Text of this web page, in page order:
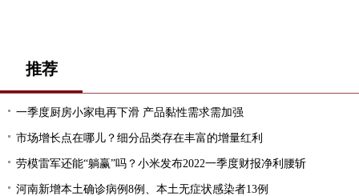
推荐
一季度厨房小家电再下滑 产品黏性需求需加强
市场增长点在哪儿？细分品类存在丰富的增量红利
劳模雷军还能“躺赢”吗？小米发布2022一季度财报净利腰斩
河南新增本土确诊病例8例、本土无症状感染者13例